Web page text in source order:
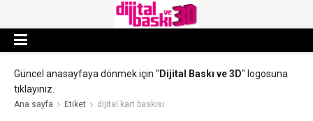
Güncel anasayfaya dönmek için " Dijital Baskı ve 3D" logosuna
tıklayınız.
Ana sayfa Etiket dijital kart baskısı